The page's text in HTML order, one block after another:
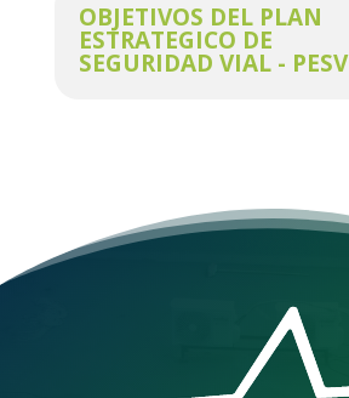
OBJETIVOS DEL PLAN
ESTRATEGICO DE
SEGURIDAD VIAL - PESV